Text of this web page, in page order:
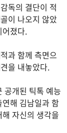
독의 결단이 적
이 나오지 않았
졌다.
과 함께 측면으
을 내놓았다.
공개된 틱톡 예능
해 김남일과 함
자신의 생각을